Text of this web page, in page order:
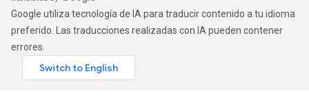
Google utiliza tecnología de IA para traducir contenido a tu idioma
preferido. Las traducciones realizadas con IA pueden contener
errores.